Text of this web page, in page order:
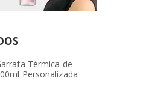
Térmica de
Personalizada
Onofre